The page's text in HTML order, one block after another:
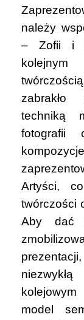
należy
– Zofii i
techniką
fotografii
Artyści,
twórczości
Aby dać
model